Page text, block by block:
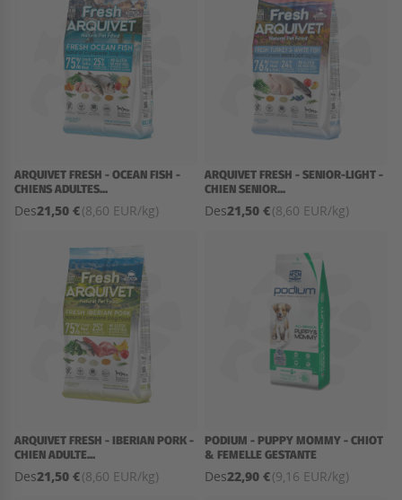
ARQUIVET FRESH - OCEAN FISH -
CHIENS ADULTES...
Des21,50 €(8,60 EUR/kg)
ARQUIVET FRESH - SENIOR-LIGHT -
CHIEN SENIOR...
Des21,50 €(8,60 EUR/kg)
ARQUIVET FRESH - IBERIAN PORK -
CHIEN ADULTE...
Des21,50 €(8,60 EUR/kg)
PODIUM - PUPPY MOMMY - CHIOT
& FEMELLE GESTANTE
Des22,90 €(9,16 EUR/kg)